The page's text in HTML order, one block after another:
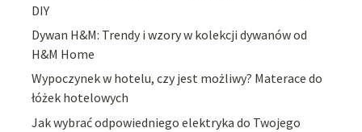
DIY
Dywan H&M: Trendy i wzory w kolekcji dywanów od
H&M Home
Wypoczynek w hotelu, czy jest możliwy? Materace do
łóżek hotelowych
Jak wybrać odpowiedniego elektryka do Twojego